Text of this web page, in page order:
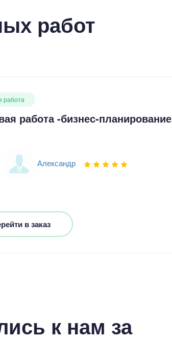
работ
работа
работа -бизнес-планирование
Александр
в заказ
к нам за